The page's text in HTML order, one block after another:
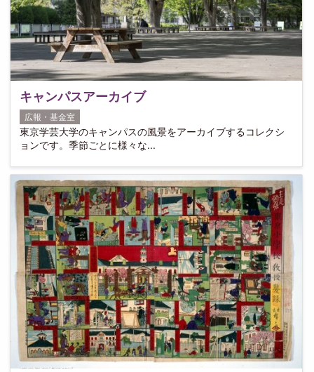
キャンパスアーカイブ
広報・基金室
東京学芸大学のキャンパスの風景をアーカイブするコレクシ
ョンです。季節ごとに様々な...